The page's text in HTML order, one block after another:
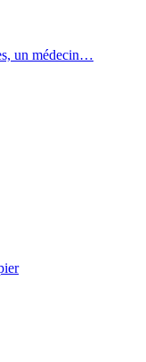
un médecin…